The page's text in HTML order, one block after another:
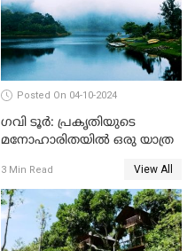
Posted On 04-10-2024
ഗവി ടൂർ: പ്രകൃതിയുടെ
മനോഹാരിതയിൽ ഒരു യാത്ര
3 Min Read View All